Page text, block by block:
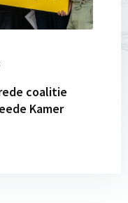
coalitie
Kamer